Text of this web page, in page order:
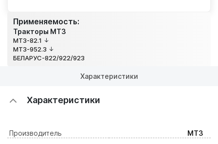
Применяемость:
Тракторы МТЗ
МТЗ-82.1
МТЗ-952.3
БЕЛАРУС-822/922/923
Характеристики
Характеристики
Производитель
МТЗ